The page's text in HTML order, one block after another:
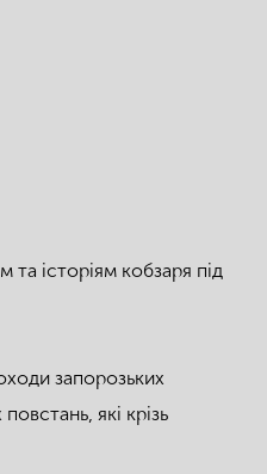
та історіям кобзаря під
запорозьких
які крізь